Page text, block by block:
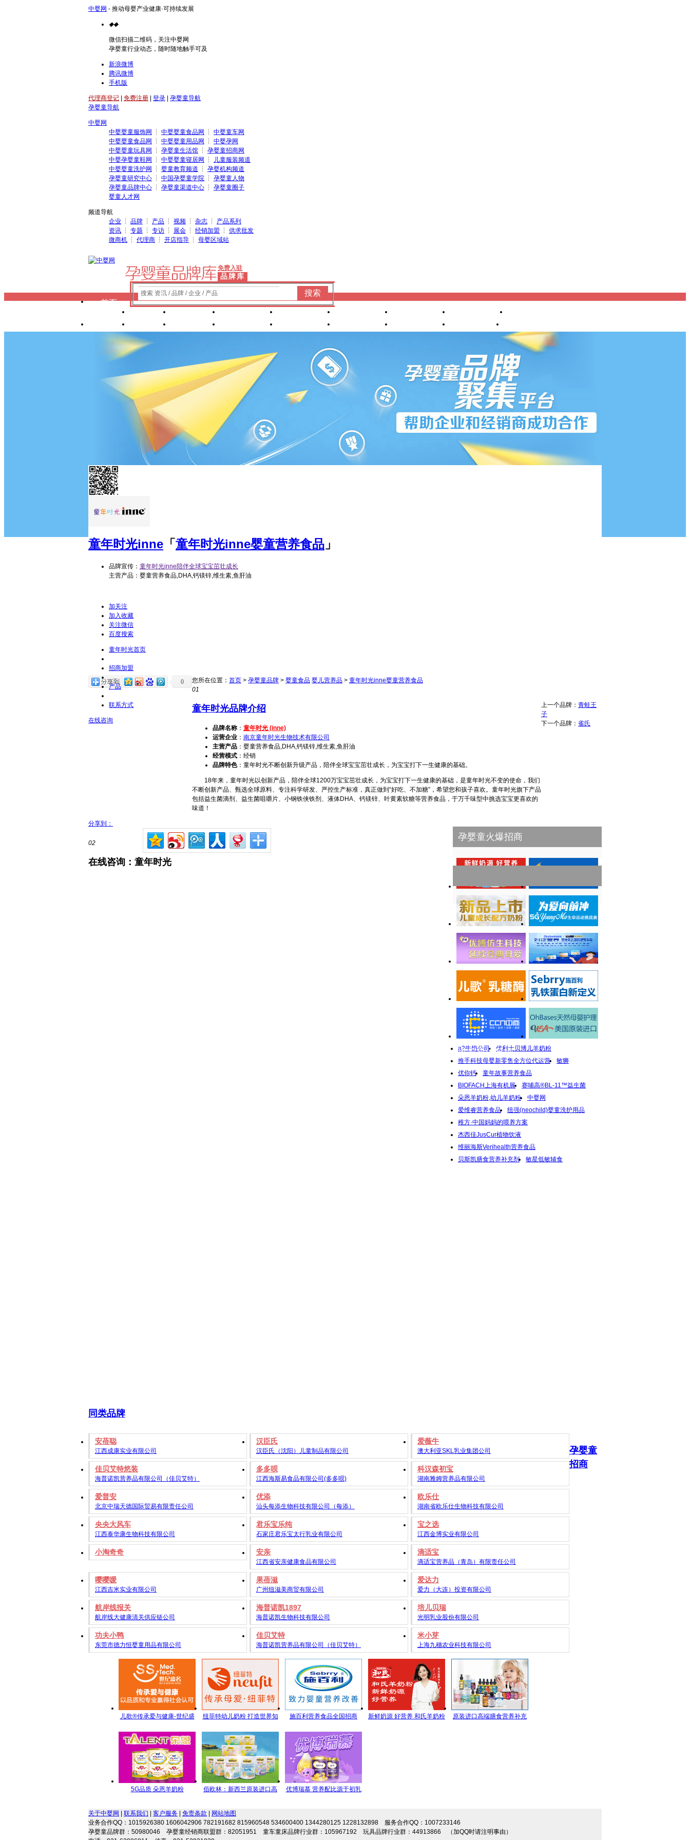
中婴网 - 推动母婴产业健康·可持续发展
◆◆
微信扫描二维码，关注中婴网
孕婴童行业动态，随时随地触手可及
新浪微博
腾讯微博
手机版
代理商登记 免费注册 登录
孕婴童导航
孕婴童导航
中婴网
中婴婴童服饰网
┆ 中婴婴童食品网 ┆ 中婴童车网
中婴婴童食品网
┆ 中婴婴童用品网 ┆ 中婴孕网
中婴婴童玩具网
┆ 孕婴童生活馆 ┆ 孕婴童招商网
中婴孕婴童鞋网
┆ 中婴婴童寝居网 ┆
儿童服装频道
中婴婴童洗护网
┆ 婴童教育频道 ┆ 孕婴机构频道
孕婴童研究中心 ┆ 中国孕婴童学院 ┆ 孕婴童人物
孕婴童品牌中心 ┆ 孕婴童渠道中心 ┆ 孕婴童圈子
婴童人才网
频道导航
企业 ┆ 品牌 ┆ 产品 ┆ 视频 ┆ 杂志 ┆ 产品系列
资讯 ┆ 专题 ┆ 专访 ┆ 展会 ┆ 经销加盟 ┆ 供求批发
微商机 ┆ 代理商 ┆ 开店指导 ┆ 母婴区域站
免费入驻
品牌库
搜索 资讯 / 品牌 / 企业 / 产品
搜索
首页
童年时光inne 「童年时光inne婴童营养食品 」
品牌宣传： 童年时光inne陪伴全球宝宝茁壮成长
主营产品：婴童营养食品,DHA,钙镁锌,维生素,鱼肝油
加关注
加入收藏
关注微信
百度搜索
童年时光首页
招商加盟
产品
联系方式
在线咨询
0 您所在位置： 首页 > 孕婴童品牌 > 婴童食品 婴儿营养品 > 童年时光inne婴童营养食品
01
童年时光品牌介绍
品牌名称 ： 童年时光 (inne)
运营企业 ： 南京童年时光生物技术有限公司
主营产品 ：婴童营养食品,DHA,钙镁锌,维生素,鱼肝油
经营模式 ：经销
品牌特色：童年时光不断创新升级产品，陪伴全球宝宝茁壮成长，为宝宝打下一生健康的基础。
18年来，童年时光以创新产品，陪伴全球1200万宝宝茁壮成长，为宝宝打下一生健康的基础，是童年时光不变的使命，我们
不断创新产品、甄选全球原料、专注科学研发、严控生产标准，真正做到“好吃、不加糖”，希望您和孩子喜欢。童年时光旗下产品
包括益生菌滴剂、益生菌咀嚼片、小钢铁侠铁剂、液体DHA、钙镁锌、叶黄素软糖等营养食品，于万千味型中挑选宝宝更喜欢的
味道！
孕婴童火爆招商
推荐热门品牌
a2牛奶公司
优利士贝博儿羊奶粉
推手科技母婴新零售全方位代运营
敏狮
优你钙
童年故事营养食品
BIOFACH上海有机展
赛哺高®BL-11™益生菌
朵恩羊奶粉,幼儿羊奶粉
中婴网
爱维睿营养食品
纽强(neochild)婴童洗护用品
稚方·中国妈妈的喂养方案
杰西佳JusCur植物饮液
维丽海斯Verihealth营养食品
贝斯凯膳食营养补充剂
敏星低敏辅食
上一个品牌： 青蛙王
子
下一个品牌： 雀氏
分享到：
02
在线咨询：童年时光
同类品牌
安蓓聪
江西成康实业有限公司
汉臣氏
汉臣氏（沈阳）儿童制品有限公司
爱薇牛
澳大利亚SKL乳业集团公司
佳贝艾特悠装
海普诺凯营养品有限公司（佳贝艾特）
多多呗
江西海斯易食品有限公司(多多呗)
科汉森初宝
湖南雅姆营养品有限公司
爱普安
北京中瑞天德国际贸易有限责任公司
优添
汕头每添生物科技有限公司（每添）
欧乐仕
湖南省欧乐仕生物科技有限公司
央央大风车
江西泰华康生物科技有限公司
君乐宝乐纯
石家庄君乐宝太行乳业有限公司
宝之选
江西金博实业有限公司
小淘奇奇 安亲
江西省安亲健康食品有限公司
滴适宝
滴适宝营养品（青岛）有限责任公司
嘤嘤嗳
江西吉米实业有限公司
果蓓滋
广州纽滋美商贸有限公司
爱达力
爱力（大连）投资有限公司
航岸线报关
航岸线大健康清关供应链公司
海普诺凯1897
海普诺凯生物科技有限公司
培儿贝瑞
光明乳业股份有限公司
功夫小鸭
东莞市德力恒婴童用品有限公司
佳贝艾特
海普诺凯营养品有限公司（佳贝艾特）
米小芽
上海九穗农业科技有限公司
孕婴童
招商
儿歌®传承爱与健康-世纪盛
纽菲特幼儿奶粉 打造世界知
质！
施百利营养食品全国招商
新鲜奶源 好营养 和氏羊奶粉
原装进口高端膳食营养补充
5G品质 朵恩羊奶粉
佰欧林：新西兰原装进口高
优博瑞慕 营养配比源于初乳
关于中婴网 | 联系我们 | 客户服务 | 免责条款 | 网站地图
业务合作QQ：1015926380 1606042906 782191682 815960548 534600400 1344280125 1228132898 服务合作QQ：1007233146
孕婴童品牌群：50980046 孕婴童经销商联盟群：82051951 童车童床品牌行业群：105967192 玩具品牌行业群：44913866 （加QQ时请注明事由）